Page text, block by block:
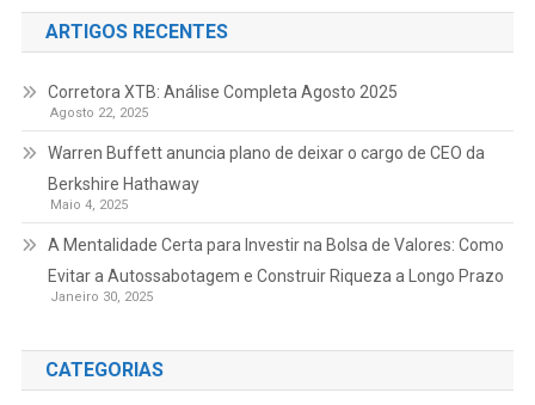
ARTIGOS RECENTES
Corretora XTB: Análise Completa Agosto 2025
Agosto 22, 2025
Warren Buffett anuncia plano de deixar o cargo de CEO da
Berkshire Hathaway
Maio 4, 2025
A Mentalidade Certa para Investir na Bolsa de Valores: Como
Evitar a Autossabotagem e Construir Riqueza a Longo Prazo
Janeiro 30, 2025
CATEGORIAS